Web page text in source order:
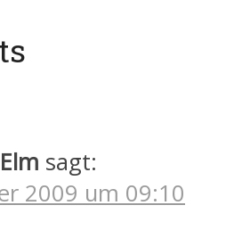
sagt:
2009 um 09:10